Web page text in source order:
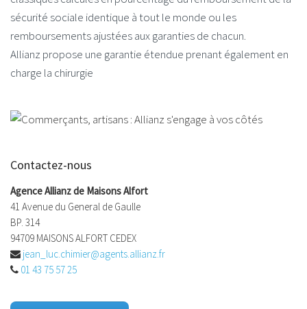
sécurité sociale identique à tout le monde ou les
remboursements ajustées aux garanties de chacun.
Allianz propose une garantie étendue prenant également en
charge la chirurgie
Contactez-nous
Agence Allianz de Maisons Alfort
41 Avenue du General de Gaulle
BP. 314
94709 MAISONS ALFORT CEDEX
jean_luc.chimier@agents.allianz.fr
01 43 75 57 25